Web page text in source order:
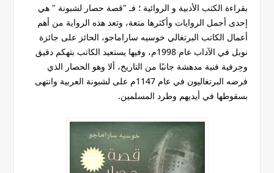
بقراءة الكتب الأدبية و الروائية ؛ فـ "قصة حصار لشبونة " هي
إحدى أجمل الروايات وأكثرها متعة، وتعد هذه الرواية من أهم
أعمال الكاتب البرتغالي خوسيه ساراماجو، الحائز على جائزة
نوبل في الآداب عام 1998م، وفيها يستعيد الكاتب بتهكم دقيق
وحِرفية فنية مدهشة جانبًا من التاريخ، ألا وهو الحصار الذي
فرضه البرتغاليون في عام 1147م على لشبونة العربية وانتهى
بسقوطها في أيديهم وطرد المسلمين.